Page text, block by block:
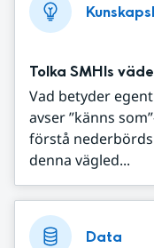
Tolka SMHIs
Vad betyder
avser ”känns
förstå
denna vägled...
Data